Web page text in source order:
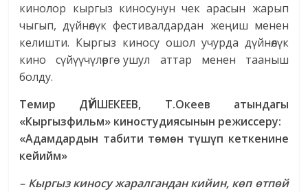
кинолор кыргыз киносунун чек арасын жарып
чыгып, дүйнөлүк фес­тивалдардан жеңиш менен
келишти. Кыргыз киносу ошол учурда дүйнөлүк
кино сүйүүчүлөргө ушул аттар менен тааныш
болду.
Темир ДҮЙШЕКЕЕВ, Т.Океев атындагы
«Кыргызфильм» киностудиясынын режиссеру:
«Адамдардын табити төмөн түшүп кеткенине
кейийм»
– Кыргыз киносу жаралгандан кийин, көп өтпөй